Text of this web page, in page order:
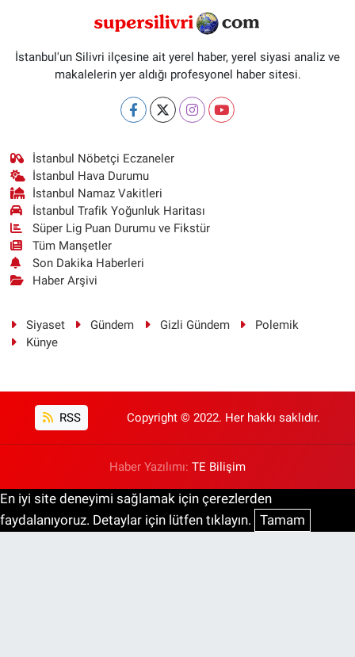
İstanbul'un Silivri ilçesine ait yerel haber, yerel siyasi analiz ve
makalelerin yer aldığı profesyonel haber sitesi.
İstanbul Nöbetçi Eczaneler
İstanbul Hava Durumu
İstanbul Namaz Vakitleri
İstanbul Trafik Yoğunluk Haritası
Süper Lig Puan Durumu ve Fikstür
Tüm Manşetler
Son Dakika Haberleri
Haber Arşivi
Siyaset Gündem Gizli Gündem
Polemik
Künye
RSS Copyright © 2022. Her hakkı saklıdır.
Haber Yazılımı: TE Bilişim
En iyi site deneyimi sağlamak için çerezlerden
faydalanıyoruz. Detaylar için lütfen tıklayın. Tamam